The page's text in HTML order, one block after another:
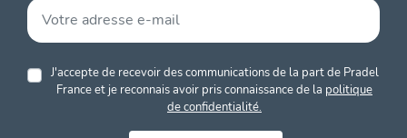
J'accepte de recevoir des communications de la part de Pradel
France et je reconnais avoir pris connaissance de la politique
de confidentialité.